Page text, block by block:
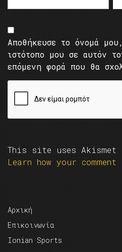
Αποθήκευσε το όνομά
ιστότοπο μου σε αυτόν
επόμενη φορά που θα
This site uses Akismet
Learn how your
Αρχική
Επικοινωνία
Ionian Sports